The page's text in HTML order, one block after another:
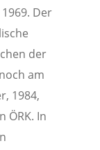
Der
der
am
1984,
ÖRK. In